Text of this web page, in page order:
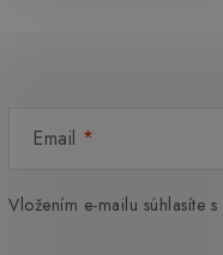
Email
Vložením e-mailu súhlasíte s